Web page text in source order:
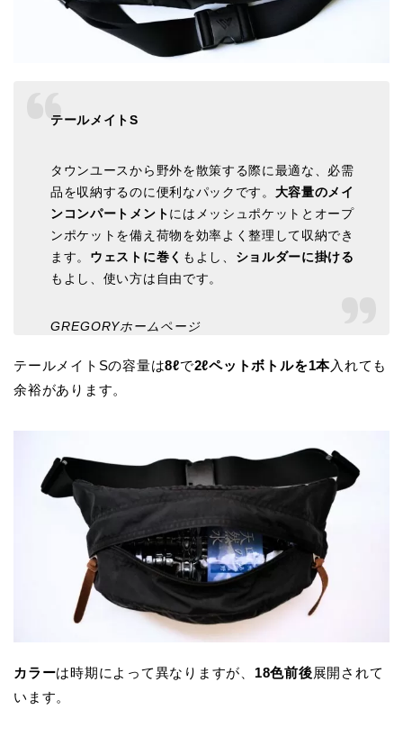
テールメイトS
タウンユースから野外を散策する際に最適な、必需
品を収納するのに便利なパックです。 大容量のメイ
ンコンパートメント にはメッシュポケットとオープ
ンポケットを備え荷物を効率よく整理して収納でき
ます。 ウェストに巻く もよし、 ショルダーに掛ける
もよし、使い方は自由です。
GREGORYホームページ
テールメイトSの容量は8ℓで2ℓペットボトルを1本入れても
余裕があります。
カラーは時期によって異なりますが、 18色前後展開されて
います。